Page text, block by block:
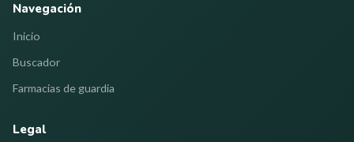
Navegación
Inicio
Buscador
Farmacias de guardia
Legal